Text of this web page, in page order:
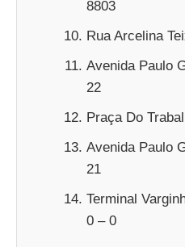
8803
Rua Arcelina
Avenida Paulo
22
Praça Do
Avenida Paulo
21
Terminal
0 – 0